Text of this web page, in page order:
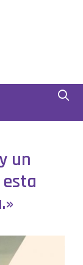
un